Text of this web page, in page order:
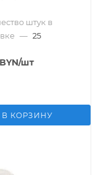
штук в
— 25
BYN/шт
В КОРЗИНУ